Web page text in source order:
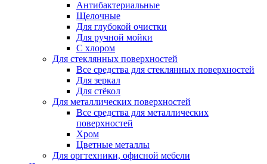
Антибактериальные
Щелочные
Для глубокой очистки
Для ручной мойки
С хлором
Для стеклянных поверхностей
Все средства для стеклянных поверхностей
Для зеркал
Для стёкол
Для металлических поверхностей
Все средства для металлических
поверхностей
Хром
Цветные металлы
Для оргтехники, офисной мебели